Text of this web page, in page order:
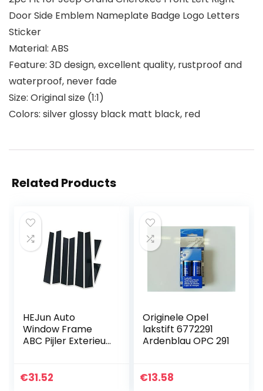
Door Side Emblem Nameplate Badge Logo Letters
Sticker
Material: ABS
Feature: 3D design, excellent quality, rustproof and
waterproof, never fade
Size: Original size (1:1)
Colors: silver glossy black matt black, red
Related Products
HEJun Auto
Window Frame
ABC Pijler Exterieur
Strip Sticker Fit
€31.52
Originele Opel
lakstift 6772291
Ardenblau OPC 291
€13.58